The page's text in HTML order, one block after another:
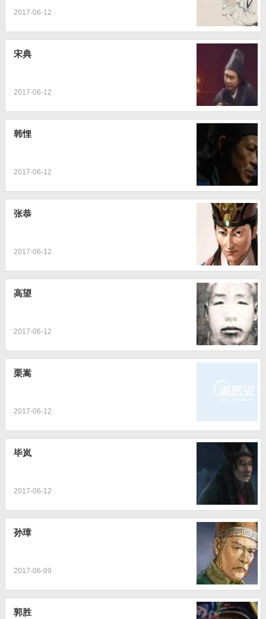
2017-06-12
宋典
2017-06-12
韩悝
2017-06-12
张恭
2017-06-12
高望
2017-06-12
栗嵩
2017-06-12
毕岚
2017-06-12
孙璋
2017-06-09
郭胜